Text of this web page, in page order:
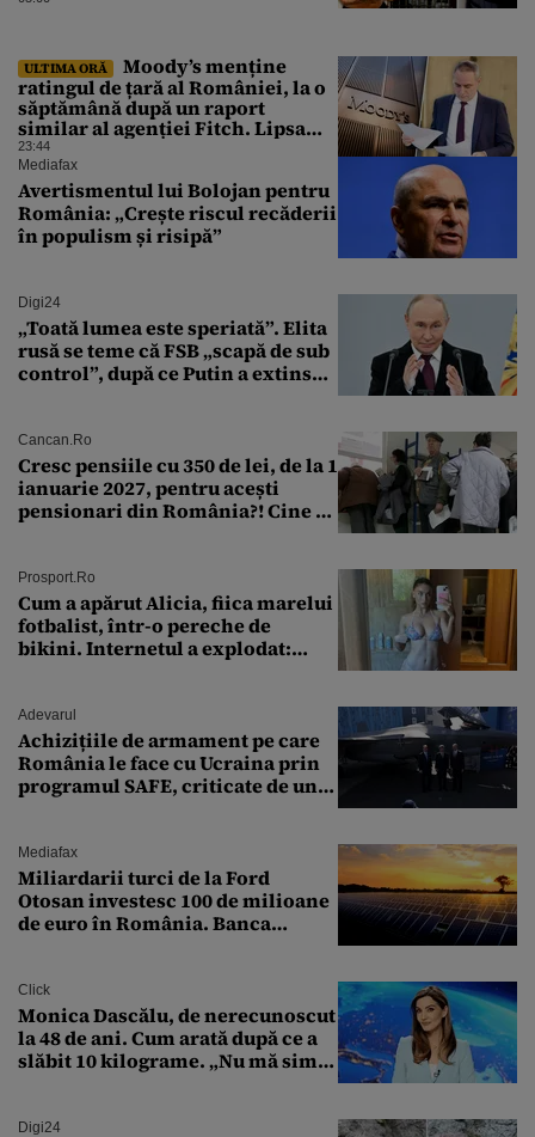
ULTIMA ORĂ
Moody’s menține
ratingul de țară al României, la o
săptămână după un raport
similar al agenției Fitch. Lipsa
unui guvern cu puteri depline,
principala vulnerabilitate din
raport
23:44
Mediafax
Avertismentul lui Bolojan pentru
România: „Crește riscul recăderii
în populism și risipă”
Digi24
„Toată lumea este speriată”. Elita
rusă se teme că FSB „scapă de sub
control”, după ce Putin a extins
Cancan.ro
Cresc pensiile cu 350 de lei, de la 1
ianuarie 2027, pentru acești
pensionari din România?! Cine se
Prosport.ro
Cum a apărut Alicia, fiica marelui
fotbalist, într-o pereche de
bikini. Internetul a explodat:
Adevarul
Achizițiile de armament pe care
România le face cu Ucraina prin
programul SAFE, criticate de un
Mediafax
Miliardarii turci de la Ford
Otosan investesc 100 de milioane
de euro în România. Banca
Click
Monica Dascălu, de nerecunoscut
la 48 de ani. Cum arată după ce a
slăbit 10 kilograme. „Nu mă simt
Digi24